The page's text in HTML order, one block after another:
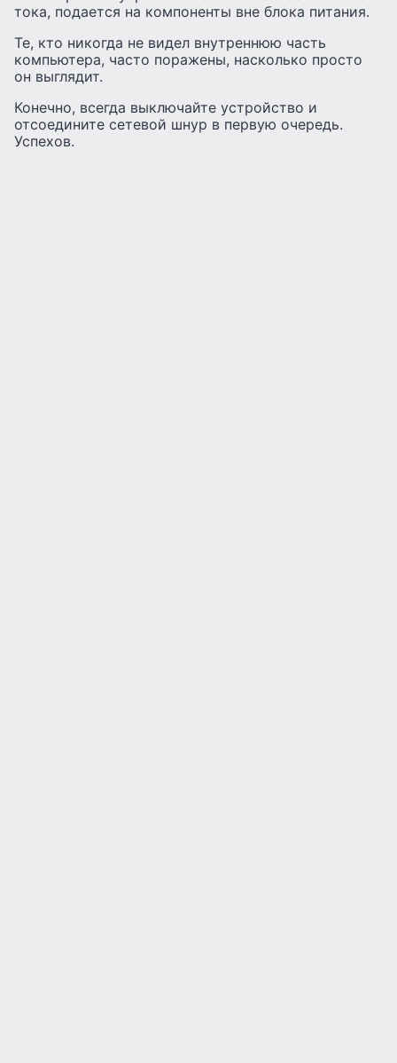
тока, подается на компоненты вне блока питания.
Те, кто никогда не видел внутреннюю часть
компьютера, часто поражены, насколько просто
он выглядит.
Конечно, всегда выключайте устройство и
отсоедините сетевой шнур в первую очередь.
Успехов.